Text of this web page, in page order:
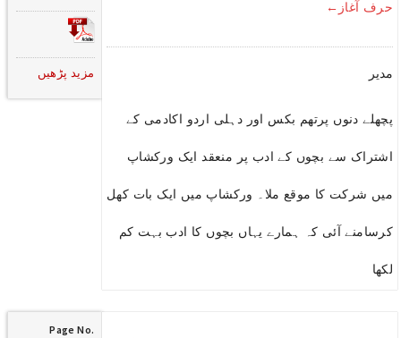
حرف آغاز←
مدیر
پچھلے دنوں پرتھم بکس اور دہلی اردو اکادمی کے
اشتراک سے بچوں کے ادب پر منعقد ایک ورکشاپ
میں شرکت کا موقع ملا۔ ورکشاپ میں ایک بات کھل
کرسامنے آئی کہ ہمارے یہاں بچوں کا ادب بہت کم
لکھا
مزید پڑھیں
Page No.